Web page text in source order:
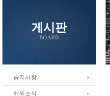
게시판
BOARD
ㆍ공지사항
ㆍ해외소식